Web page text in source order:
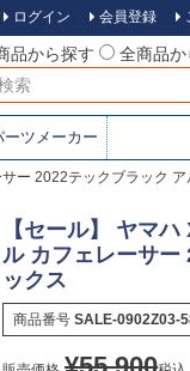
ログイン 会員登録
品から探す
全商品か
ーツメーカー
ー 2022テックブラック
【セール】 ヤマ
ル カフェレーサー
ックス
商品番号 SALE-0902Z03-